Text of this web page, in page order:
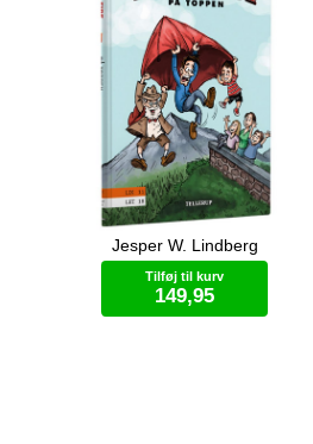
Far er bange for højder, så hans
familie vil hjælpe ham. De rejser til
Norge og tager højt op i bjergene, så
Far kan blive gode venner med sin
Jesper W. Lindberg
Tilføj til kurv
149,95